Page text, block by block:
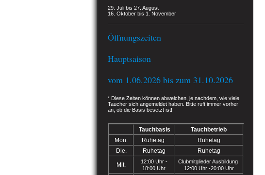
29. Juli bis 27. August
16. Oktober bis 1. November
Öffnungszeiten
Hauptsaison
vom 1.06.2026 bis zum 31.10.2026
* Diese Zeiten können abweichen, je nachdem, wie viele
Taucher sich angemeldet haben. Bitte ruft immer vorher
an, ob die Basis besetzt ist!
Tauchbasis
Tauchbetrieb
Mon.
Ruhetag
Ruhetag
Die.
Ruhetag Ruhetag
Mit.
12:00 Uhr -
18:00 Uhr
Clubmitglieder Ausbildung
12:00 Uhr -20:00 Uhr